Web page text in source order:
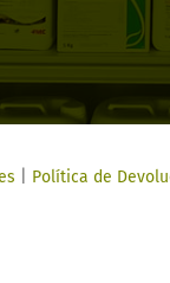
Política de